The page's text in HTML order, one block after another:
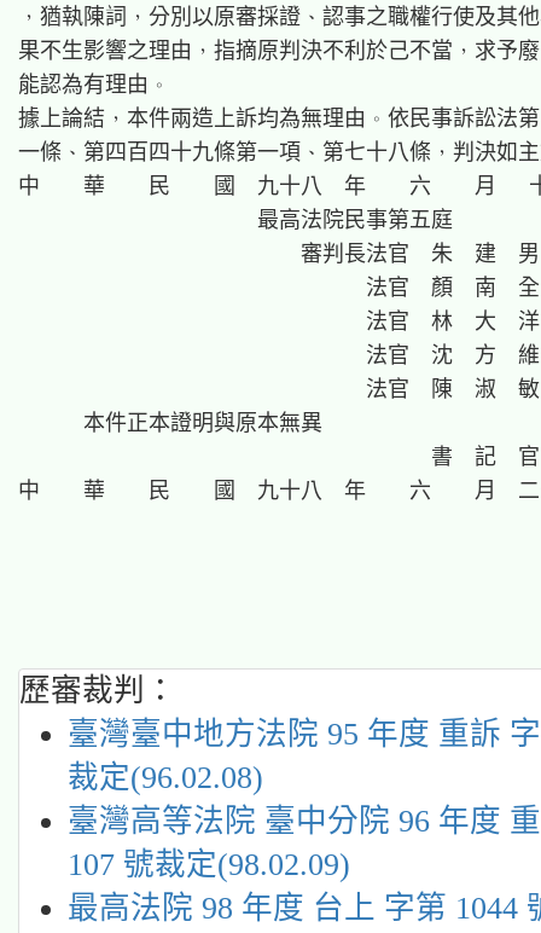
，猶執陳詞，分別以原審採證、認事之職權行使及其
果不生影響之理由，指摘原判決不利於己不當，求予
能認為有理由。
據上論結，本件兩造上訴均為無理由。依民事訴訟法
一條、第四百四十九條第一項、第七十八條，判決如
中　　華　　民　　國　九十八　年　　六　　月　
                      最高法院民事第五庭
                          審判長法官  朱　建　男
                                法官  顏　南　全
                                法官  林　大　洋
                                法官  沈　方　維
                                法官  陳　淑　敏
      本件正本證明與原本無異
                                      書  記  官
中　　華　　民　　國　九十八　年　　六　　月　
歷審裁判：
臺灣臺中地方法院 95 年度 重訴
裁定(96.02.08)
臺灣高等法院 臺中分院 96 年度
107 號裁定(98.02.09)
最高法院 98 年度 台上 字第 1044